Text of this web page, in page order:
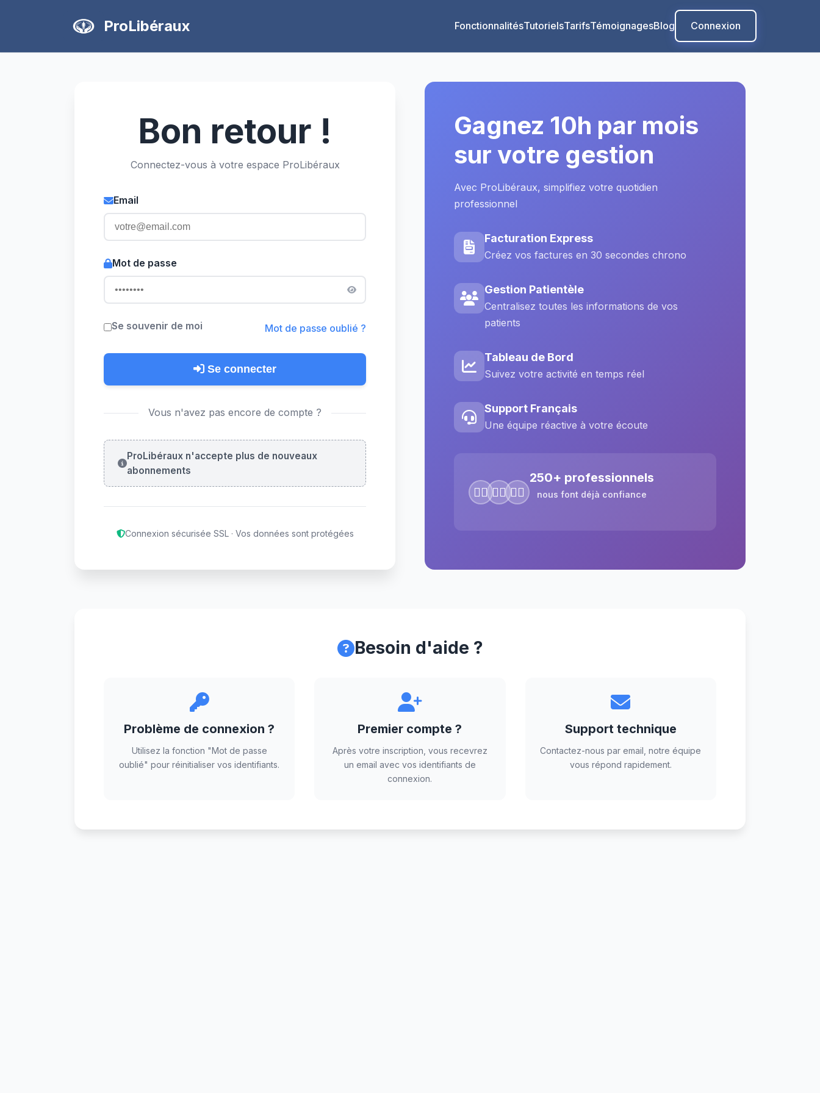
ProLibéraux FonctionnalitésTutorielsTarifsTémoignagesBlog Connexion
Bon retour !
Connectez-vous à votre espace ProLibéraux
Email
Mot de passe
Se souvenir de moi Mot de passe oublié ?
Se connecter
Vous n'avez pas encore de compte ?
ProLibéraux n'accepte plus de nouveaux
abonnements
Connexion sécurisée SSL · Vos données sont protégées
Gagnez 10h par mois
sur votre gestion
Avec ProLibéraux, simplifiez votre quotidien
professionnel
Facturation Express
Créez vos factures en 30 secondes chrono
Gestion Patientèle
Centralisez toutes les informations de vos
patients
Tableau de Bord
Suivez votre activité en temps réel
Support Français
Une équipe réactive à votre écoute
👨‍⚕️ 👩‍⚕️ 🧑‍⚕️
250+ professionnels
nous font déjà confiance
Besoin d'aide ?
Problème de connexion ?
Utilisez la fonction "Mot de passe
oublié" pour réinitialiser vos identifiants.
Premier compte ?
Après votre inscription, vous recevrez
un email avec vos identifiants de
connexion.
Support technique
Contactez-nous par email, notre équipe
vous répond rapidement.